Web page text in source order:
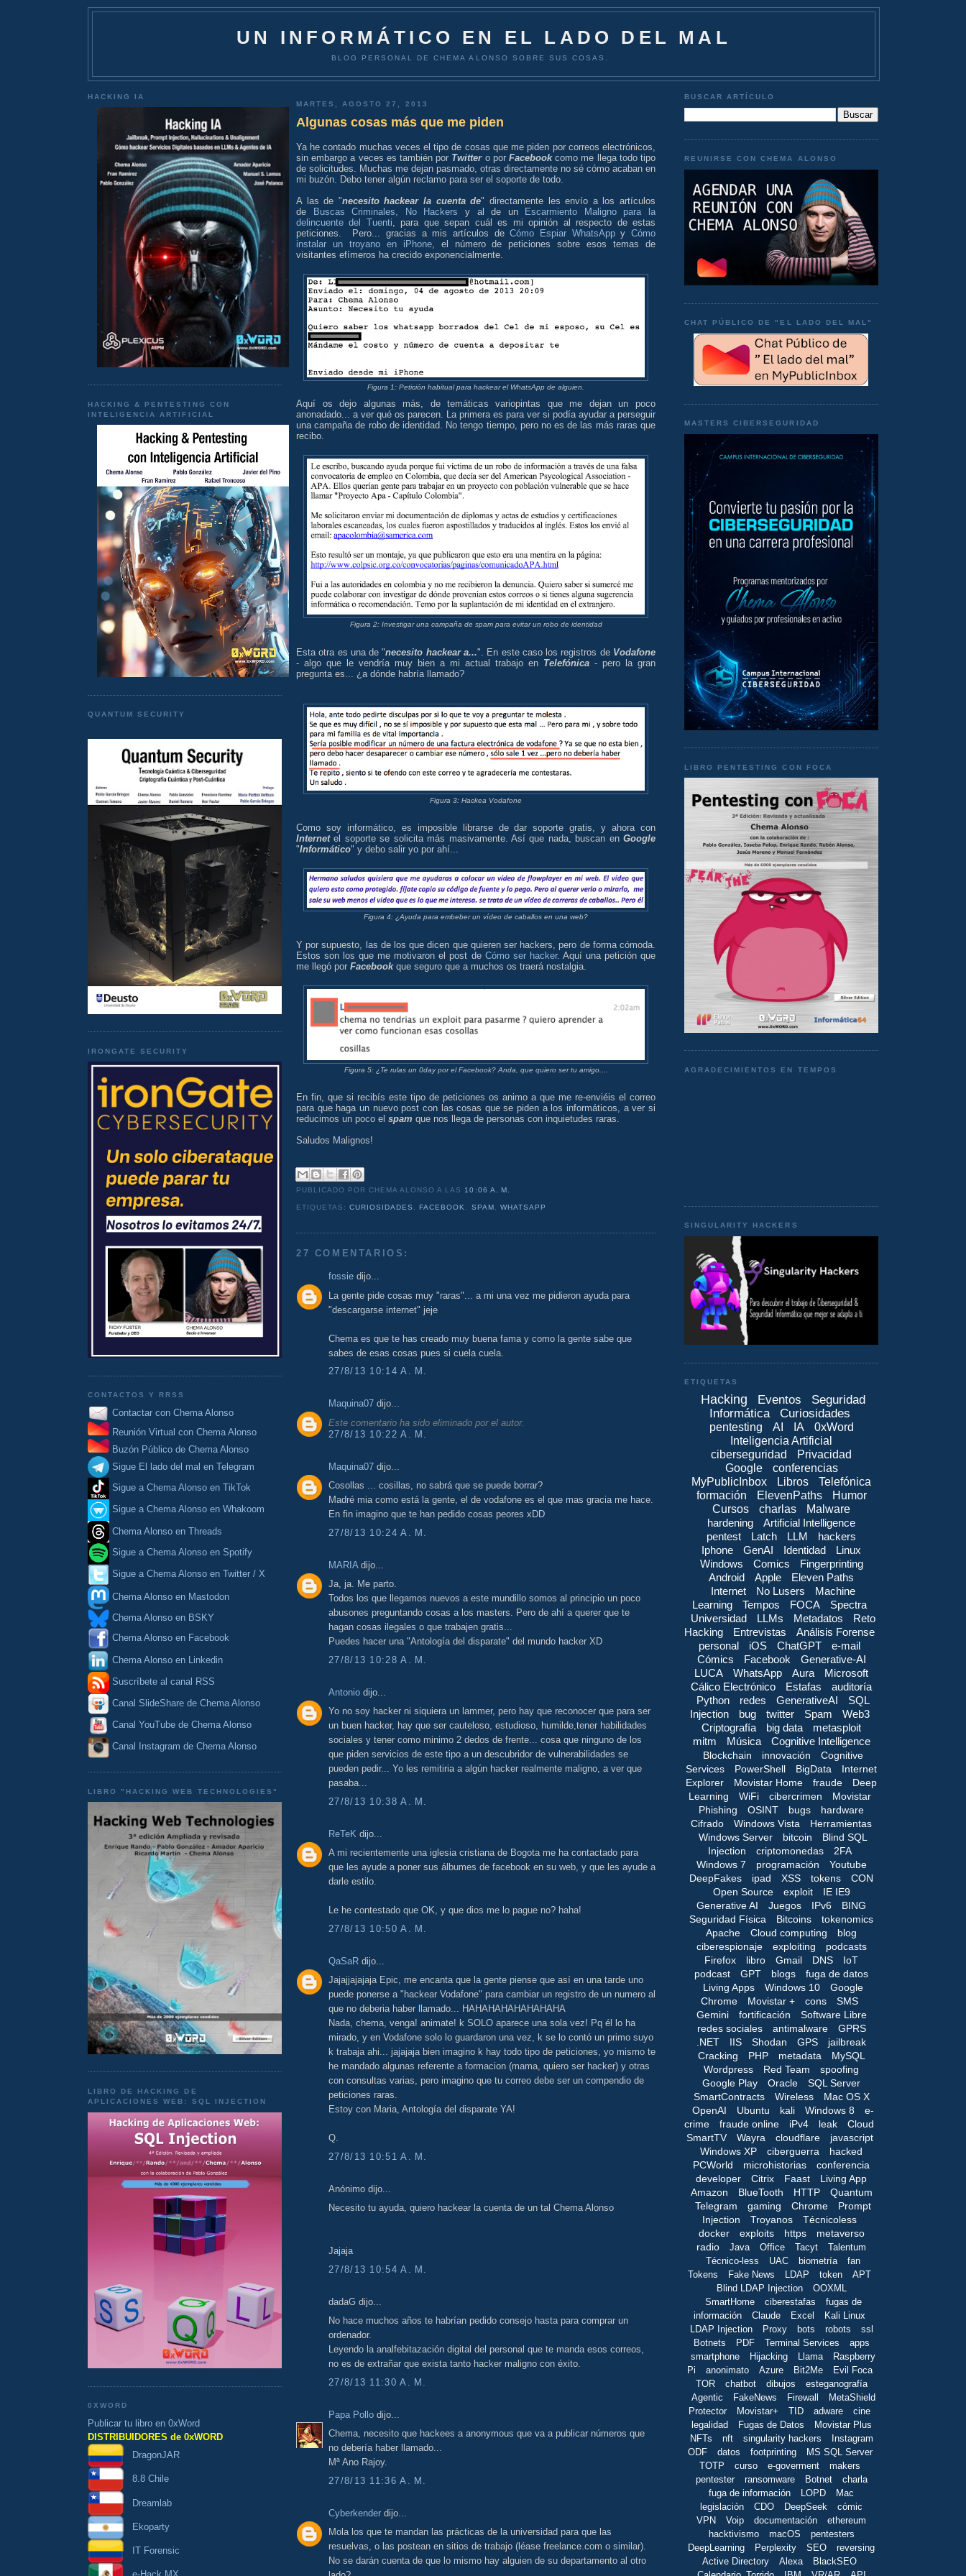
UN INFORMÁTICO EN EL LADO DEL MAL
BLOG PERSONAL DE CHEMA ALONSO SOBRE SUS COSAS.
HACKING IA
HACKING & PENTESTING CON
INTELIGENCIA ARTIFICIAL
QUANTUM SECURITY
IRONGATE SECURITY
CONTACTOS Y RRSS
Contactar con Chema Alonso
Reunión Virtual con Chema Alonso
Buzón Público de Chema Alonso
Sigue El lado del mal en Telegram
Sigue a Chema Alonso en TikTok
Sigue a Chema Alonso en Whakoom
Chema Alonso en Threads
Sigue a Chema Alonso en Spotify
Sigue a Chema Alonso en Twitter / X
Chema Alonso en Mastodon
Chema Alonso en BSKY
Chema Alonso en Facebook
Chema Alonso en Linkedin
Suscríbete al canal RSS
Canal SlideShare de Chema Alonso
Canal YouTube de Chema Alonso
Canal Instagram de Chema Alonso
LIBRO "HACKING WEB TECHNOLOGIES"
LIBRO DE HACKING DE
APLICACIONES WEB: SQL INJECTION
0XWORD
Publicar tu libro en 0xWord
DISTRIBUIDORES de 0xWORD
DragonJAR
8.8 Chile
Dreamlab
Ekoparty
IT Forensic
MARTES, AGOSTO 27, 2013
Algunas cosas más que me piden
Ya he contado muchas veces el tipo de cosas que me piden por correos electrónicos,
sin embargo a veces es también por Twittero porFacebookcomo me llega todo tipo
de solicitudes. Muchas me dejan pasmado, otras directamente no sé cómo acaban en
mi buzón. Debo tener algún reclamo para ser el soporte de todo.
A las de "necesito hackear la cuenta de" directamente les envío a los artículos
de
Buscas Criminales, No Hackers y al de un
Escarmiento Maligno para la
delincuente del Tuenti , para que sepan cuál es mi opinión al respecto de estas
peticiones. Pero... gracias a mis artículos deCómo Espiar WhatsAppyCómo
instalar un troyano en iPhone, el número de peticiones sobre esos temas de
visitantes efímeros ha crecido exponencialmente.
Figura 1: Petición habitual para hackear el WhatsApp de alguien.
Aquí os dejo algunas más, de temáticas variopintas que me dejan un poco
anonadado... a ver qué os parecen. La primera es para ver si podía ayudar a perseguir
una campaña de robo de identidad. No tengo tiempo, pero no es de las más raras que
recibo.
Figura 2: Investigar una campaña de spam para evitar un robo de identidad
Esta otra es una de "necesito hackear a...". En este caso los registros de Vodafone
- algo que le vendría muy bien a mi actual trabajo en Telefónica - pero la gran
pregunta es... ¿a dónde habría llamado?
Figura 3: Hackea Vodafone
Como soy informático, es imposible librarse de dar soporte gratis, y ahora con
Internetel soporte se solicita más masivamente. Así que nada, buscan en Google
"Informático" y debo salir yo por ahí...
Figura 4: ¿Ayuda para embeber un vídeo de caballos en una web?
Y por supuesto, las de los que dicen que quieren ser hackers, pero de forma cómoda.
Estos son los que me motivaron el post de Cómo ser hacker. Aquí una petición que
me llegó por Facebookque seguro que a muchos os traerá nostalgia.
Figura 5: ¿Te rulas un 0day por el Facebook? Anda, que quiero ser tu amigo....
En fin, que si recibís este tipo de peticiones os animo a que me re-enviéis el correo
para que haga un nuevo post con las cosas que se piden a los informáticos, a ver si
reducimos un poco el spam que nos llega de personas con inquietudes raras.
Saludos Malignos!
PUBLICADO POR CHEMA ALONSOA LAS10:06 A. M.
ETIQUETAS:CURIOSIDADES FACEBOOK SPAM WHATSAPP
27 COMENTARIOS:
fossie dijo...
La gente pide cosas muy "raras"... a mi una vez me pidieron ayuda para
"descargarse internet" jeje
Chema es que te has creado muy buena fama y como la gente sabe que
sabes de esas cosas pues si cuela cuela.
27/8/13 10:14 A. M.
Maquina07 dijo...
Este comentario ha sido eliminado por el autor.
27/8/13 10:22 A. M.
Maquina07 dijo...
Cosollas ... cosillas, no sabrá que se puede borrar?
Madré mia como está la gente, el de vodafone es el que mas gracia me hace.
En fin imagino que te han pedido cosas peores xDD
27/8/13 10:24 A. M.
MARIA dijo...
Ja, ja. Me parto.
Todos los que llegamos nuevos a este mundillo somos al principio un poco
abusones preguntando cosas a los masters. Pero de ahí a querer que te
hagan cosas ilegales o que trabajen gratis...
Puedes hacer una "Antología del disparate" del mundo hacker XD
27/8/13 10:28 A. M.
Antonio dijo...
Yo no soy hacker ni siquiera un lammer, pero hay que reconocer que para ser
un buen hacker, hay que ser cauteloso, estudioso, humilde,tener habilidades
sociales y tener como minimo 2 dedos de frente... cosa que ninguno de los
que piden servicios de este tipo a un descubridor de vulnerabilidades se
pueden pedir... Yo les remitiria a algún hacker realmente maligno, a ver que
pasaba...
27/8/13 10:38 A. M.
ReTeK dijo...
A mi recientemente una iglesia cristiana de Bogota me ha contactado para
que les ayude a poner sus álbumes de facebook en su web, y que les ayude a
darle estilo.
Le he contestado que OK, y que dios me lo pague no? haha!
27/8/13 10:50 A. M.
QaSaR dijo...
Jajajjajajaja Epic, me encanta que la gente piense que así en una tarde uno
puede ponerse a "hackear Vodafone" para cambiar un registro de un numero al
que no deberia haber llamado... HAHAHAHAHAHAHAHA
Nada, chema, venga! animate! k SOLO aparece una sola vez! Pq él lo ha
mirado, y en Vodafone solo lo guardaron una vez, k se lo contó un primo suyo
k trabaja ahi... jajajaja bien imagino k hay todo tipo de peticiones, yo mismo te
he mandado algunas referente a formacion (mama, quiero ser hacker) y otras
con consultas varias, pero imagino que tu correo debe ser un compendio de
peticiones raras.
Estoy con Maria, Antología del disparate YA!
Q.
27/8/13 10:51 A. M.
Anónimo dijo...
Necesito tu ayuda, quiero hackear la cuenta de un tal Chema Alonso
Jajaja
27/8/13 10:54 A. M.
dadaG dijo...
No hace muchos años te habrían pedido consejo hasta para comprar un
ordenador.
Leyendo la analfebitazación digital del personal que te manda esos correos,
no es de extrañar que exista tanto hacker maligno con éxito.
27/8/13 11:30 A. M.
Papa Pollo dijo...
Chema, necesito que hackees a anonymous que va a publicar números que
no debería haber llamado...
Mª Ano Rajoy.
27/8/13 11:36 A. M.
Cyberkender dijo...
Mola los que te mandan las prácticas de la universidad para que las
resuelvas, o las postean en sitios de trabajo (léase freelance.com o similar).
No se darán cuenta de que lo mismo hay alguien de su departamento al otro
BUSCAR ARTÍCULO
REUNIRSE CON CHEMA ALONSO
CHAT PÚBLICO DE "EL LADO DEL MAL"
MASTERS CIBERSEGURIDAD
LIBRO PENTESTING CON FOCA
AGRADECIMIENTOS EN TEMPOS
SINGULARITY HACKERS
ETIQUETAS
Hacking Eventos
Seguridad
Informática
Curiosidades
pentesting AI IA
0xWord
Inteligencia Artificial
ciberseguridad
Privacidad
Google
conferencias
MyPublicInbox
Libros
Telefónica
formación
ElevenPaths
Humor
Cursos
charlas
Malware
hardening
Artificial Intelligence
pentest
Latch LLM
hackers
Iphone
GenAI Identidad
Linux
Windows
Comics
Fingerprinting
Android
Apple
Eleven Paths
Internet
No Lusers
Machine
Learning
Tempos FOCA
Spectra
Universidad
LLMs Metadatos
Reto
Hacking
Entrevistas
Análisis Forense
personal
iOS ChatGPT
e-mail
Cómics
Facebook
Generative-AI
LUCA
WhatsApp Aura
Microsoft
Cálico Electrónico
Estafas
auditoría
Python
redes GenerativeAI
SQL
Injection
bug twitter Spam
Web3
Criptografía
big data
metasploit
mitm
Música Cognitive Intelligence
Blockchain innovación
Cognitive
Services
PowerShell BigData
Internet
Explorer
Movistar Home fraude
Deep
Learning
WiFi cibercrimen
Movistar
Phishing
OSINT bugs
hardware
Cifrado
Windows Vista
Herramientas
Windows Server
bitcoin
Blind SQL
Injection
criptomonedas
2FA
Windows 7
programación
Youtube
DeepFakes
ipad XSS tokens
CON
Open Source
exploit
IE IE9
Generative AI
Juegos IPv6
BING
Seguridad Física
Bitcoins
tokenomics
Apache
Cloud computing
blog
ciberespionaje
exploiting
podcasts
Firefox
libro Gmail DNS
IoT
podcast
GPT blogs
fuga de datos
Living Apps
Windows 10
Google
Chrome
Movistar + cons
SMS
Gemini
fortificación
Software Libre
redes sociales
antimalware
GPRS
.NET
IIS Shodan GPS
jailbreak
Cracking
PHP metadata
MySQL
Wordpress
Red Team
spoofing
Google Play
Oracle
SQL Server
SmartContracts
Wireless
Mac OS X
OpenAI
Ubuntu kali Windows 8
e-
crime
fraude online iPv4 leak
Cloud
SmartTV
Wayra cloudflare
javascript
Windows XP
ciberguerra
hacked
PCWorld
microhistorias
conferencia
developer
Citrix Faast
Living App
Amazon
BlueTooth HTTP
Quantum
Telegram
gaming Chrome
Prompt
Injection
Troyanos
Técnicoless
docker
exploits https
metaverso
radio
Java Office Tacyt
Talentum
Técnico-less
UAC biometría
fan
Tokens
Fake News LDAP token
APT
Blind LDAP Injection
OOXML
SmartHome
ciberestafas
fugas de
información
Claude Excel
Kali Linux
LDAP Injection
Proxy bots robots
ssl
Botnets
PDF Terminal Services
apps
smartphone
Hijacking Llama
Raspberry
Pi
anonimato Azure Bit2Me
Evil Foca
TOR
chatbot dibujos
esteganografía
Agentic
FakeNews Firewall
MetaShield
Protector
Movistar+ TID adware
cine
legalidad
Fugas de Datos
Movistar Plus
NFTs
nft singularity hackers
Instagram
ODF
datos footprinting
MS SQL Server
TOTP
curso e-goverment
makers
pentester
ransomware Botnet
charla
fuga de información
LOPD
Mac
legislación
CDO DeepSeek
cómic
VPN
Voip documentación
ethereum
hacktivismo
macOS
pentesters
DeepLearning
Perplexity SEO
reversing
Active Directory
Alexa
BlackSEO